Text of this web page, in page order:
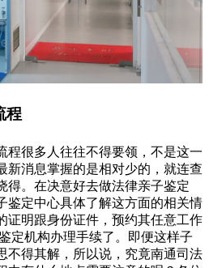
程
程很多人往往不得要领，不是这一
新消息掌握的是相对少的，就连查
得。在决意好去做法律亲子鉴定
鉴定中心具体了解这方面的相关情
证明跟身份证件，预约其任意工作
定机构办理手续了。即便这样子
不得其解，所以说，究竟南通司法